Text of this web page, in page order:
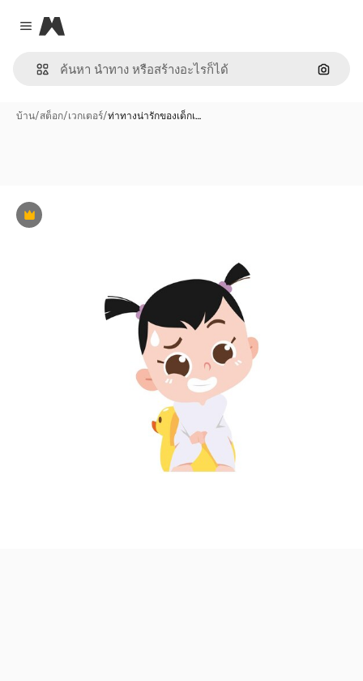
Close menu
Magnific
ค้นหา
บ้าน/สต็อก/เวกเตอร์/ท่าทางน่ารักของเด็กเ…
พรีเมี่ยม